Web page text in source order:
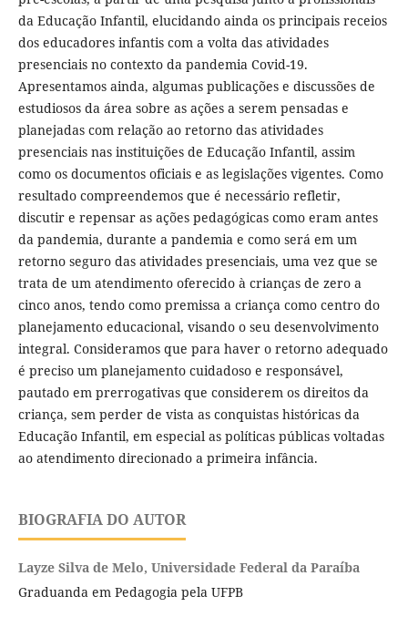
da Educação Infantil, elucidando ainda os principais receios
dos educadores infantis com a volta das atividades
presenciais no contexto da pandemia Covid-19.
Apresentamos ainda, algumas publicações e discussões de
estudiosos da área sobre as ações a serem pensadas e
planejadas com relação ao retorno das atividades
presenciais nas instituições de Educação Infantil, assim
como os documentos oficiais e as legislações vigentes. Como
resultado compreendemos que é necessário refletir,
discutir e repensar as ações pedagógicas como eram antes
da pandemia, durante a pandemia e como será em um
retorno seguro das atividades presenciais, uma vez que se
trata de um atendimento oferecido à crianças de zero a
cinco anos, tendo como premissa a criança como centro do
planejamento educacional, visando o seu desenvolvimento
integral. Consideramos que para haver o retorno adequado
é preciso um planejamento cuidadoso e responsável,
pautado em prerrogativas que considerem os direitos da
criança, sem perder de vista as conquistas históricas da
Educação Infantil, em especial as políticas públicas voltadas
ao atendimento direcionado a primeira infância.
BIOGRAFIA DO AUTOR
Layze Silva de Melo, Universidade Federal da Paraíba
Graduanda em Pedagogia pela UFPB